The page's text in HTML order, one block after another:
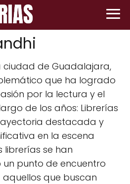
ciudad de Guadalajara,
que ha logrado
por la lectura y el
de los años: Librerías
destacada y
en la escena
librerías se han
punto de encuentro
que buscan